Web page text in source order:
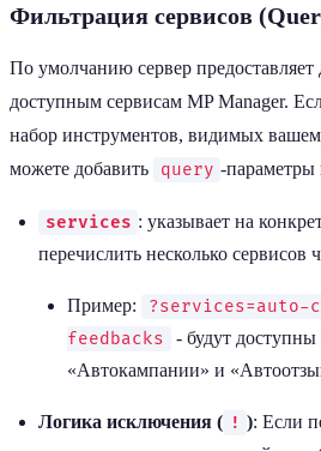
Фильтрация сервисов
По умолчанию сервер предоставляет
доступным сервисам MP Manager.
набор инструментов, видимых
можете добавить
query -параметры
services : указывает на
перечислить несколько сервисов
Пример:
?services=auto-
feedbacks
- будут доступны
«Автокампании» и
Логика исключения ( ! ): Если